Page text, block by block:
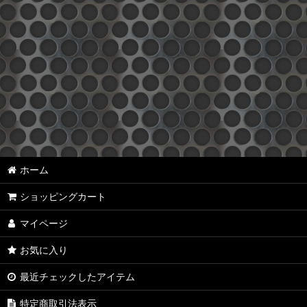
ホーム
ショッピングカート
マイページ
お気に入り
最近チェックしたアイテム
特定商取引法表示